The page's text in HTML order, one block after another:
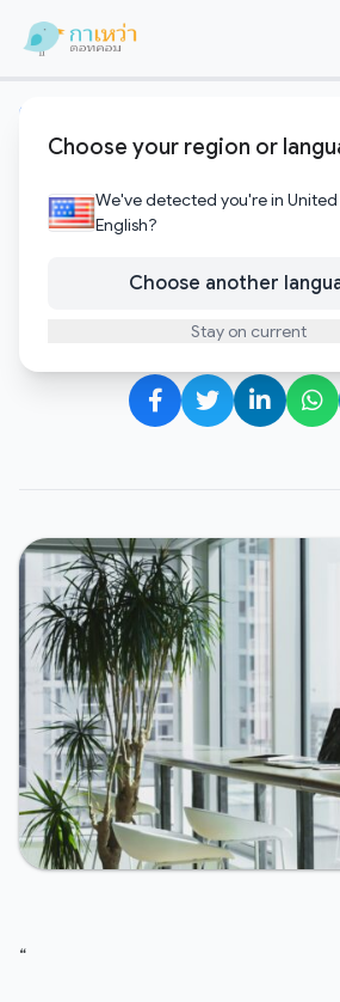
Choose your region or
We've detected you're in United
English?
Choose another
Stay on current
คริปโตและบล๊อคเชน
สรุปวิธีอ่านสัญญาณ
Rate ในตลาด ETH ช่ว
กุมภาพันธ์ 4, 2026•1 minute
“